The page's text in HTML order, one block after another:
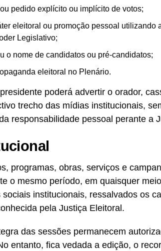
pedido explícito ou implícito de votos;
eleitoral ou promoção pessoal utilizando
Legislativo;
o nome de candidatos ou pré-candidatos;
eleitoral no Plenário.
poderá advertir o orador,
trecho das mídias institucionais,
responsabilidade pessoal perante a
programas, obras, serviços e
o mesmo período, em quaisquer
institucionais, ressalvados os
pela Justiça Eleitoral.
das sessões permanecem
entanto, fica vedada a edição, o